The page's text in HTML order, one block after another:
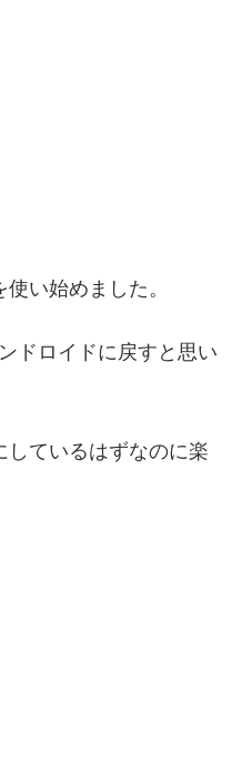
い始めました。
ドロイドに戻すと思い
ているはずなのに楽